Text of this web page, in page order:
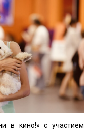
в кино!» с участием